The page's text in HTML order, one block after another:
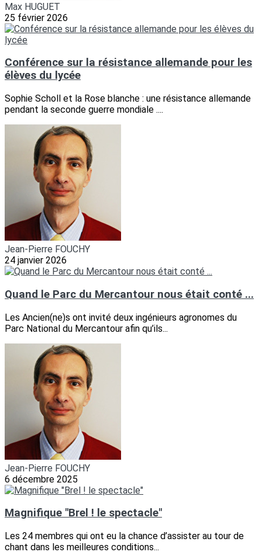
Max HUGUET
25 février 2026
Conférence sur la résistance allemande pour les
élèves du lycée
Sophie Scholl et la Rose blanche : une résistance allemande
pendant la seconde guerre mondiale ....
Jean-Pierre FOUCHY
24 janvier 2026
Quand le Parc du Mercantour nous était conté ...
Les Ancien(ne)s ont invité deux ingénieurs agronomes du
Parc National du Mercantour afin qu’ils...
Jean-Pierre FOUCHY
6 décembre 2025
Magnifique "Brel ! le spectacle"
Les 24 membres qui ont eu la chance d’assister au tour de
chant dans les meilleures conditions...